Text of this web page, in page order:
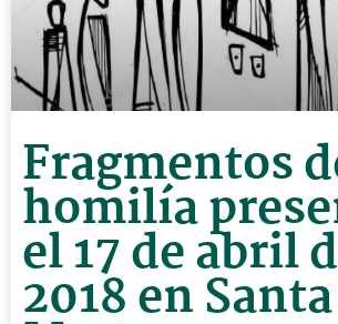
Fragmentos
homilía
el 17 de abril
2018 en Santa